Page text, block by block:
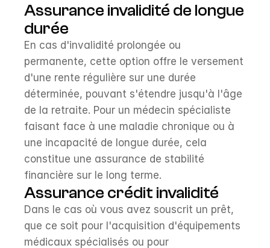
Assurance invalidité de longue
durée
En cas d'invalidité prolongée ou
permanente, cette option offre le versement
d'une rente régulière sur une durée
déterminée, pouvant s'étendre jusqu'à l'âge
de la retraite. Pour un médecin spécialiste
faisant face à une maladie chronique ou à
une incapacité de longue durée, cela
constitue une assurance de stabilité
financière sur le long terme.
Assurance crédit invalidité
Dans le cas où vous avez souscrit un prêt,
que ce soit pour l'acquisition d'équipements
médicaux spécialisés ou pour